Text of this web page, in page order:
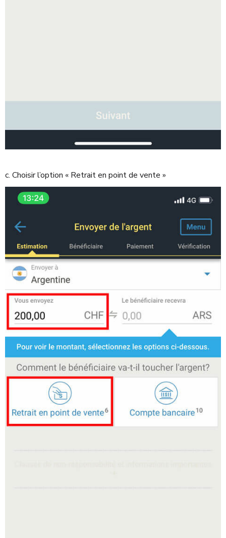
c. Choisir l’option « Retrait en point de vente »